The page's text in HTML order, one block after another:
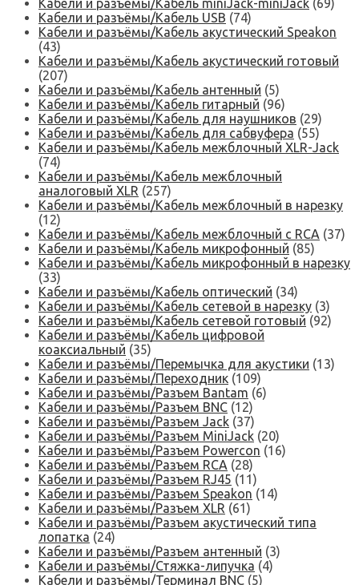
Кабели и разъёмы/Кабель miniJack-miniJack (69)
Кабели и разъёмы/Кабель USB (74)
Кабели и разъёмы/Кабель акустический Speakon
(43)
Кабели и разъёмы/Кабель акустический готовый
(207)
Кабели и разъёмы/Кабель антенный (5)
Кабели и разъёмы/Кабель гитарный (96)
Кабели и разъёмы/Кабель для наушников (29)
Кабели и разъёмы/Кабель для сабвуфера (55)
Кабели и разъёмы/Кабель межблочный XLR-Jack
(74)
Кабели и разъёмы/Кабель межблочный
аналоговый XLR (257)
Кабели и разъёмы/Кабель межблочный в нарезку
(12)
Кабели и разъёмы/Кабель межблочный с RCA (37)
Кабели и разъёмы/Кабель микрофонный (85)
Кабели и разъёмы/Кабель микрофонный в нарезку
(33)
Кабели и разъёмы/Кабель оптический (34)
Кабели и разъёмы/Кабель сетевой в нарезку (3)
Кабели и разъёмы/Кабель сетевой готовый (92)
Кабели и разъёмы/Кабель цифровой
коаксиальный (35)
Кабели и разъёмы/Перемычка для акустики (13)
Кабели и разъёмы/Переходник (109)
Кабели и разъёмы/Разъем Bantam (6)
Кабели и разъёмы/Разъем BNC (12)
Кабели и разъёмы/Разъем Jack (37)
Кабели и разъёмы/Разъем MiniJack (20)
Кабели и разъёмы/Разъем Powercon (16)
Кабели и разъёмы/Разъем RCA (28)
Кабели и разъёмы/Разъем RJ45 (11)
Кабели и разъёмы/Разъем Speakon (14)
Кабели и разъёмы/Разъем XLR (61)
Кабели и разъёмы/Разъем акустический типа
лопатка (24)
Кабели и разъёмы/Разъем антенный (3)
Кабели и разъёмы/Стяжка-липучка (4)
Кабели и разъёмы/Терминал BNC (5)